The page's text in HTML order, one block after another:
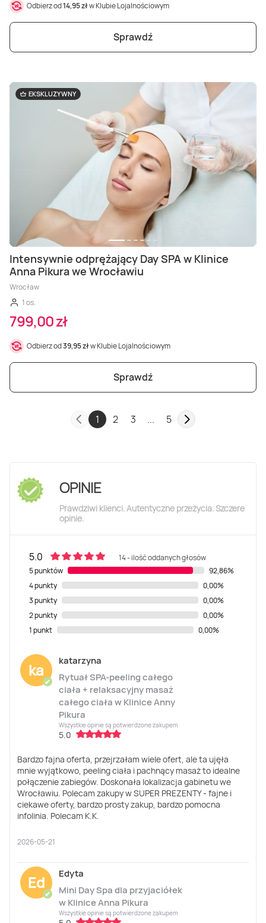
Odbierz od14,95 złw Klubie Lojalnościowym
Sprawdź
EKSKLUZYWNY
Intensywnie odprężający Day SPA w Klinice
Anna Pikura we Wrocławiu
Wrocław
1 os.
799,00 zł
Odbierz od39,95 złw Klubie Lojalnościowym
Sprawdź
1 2 3 ... 5
OPINIE
Prawdziwi klienci. Autentyczne przeżycia. Szczere
opinie.
5.0
14 - ilość oddanych głosów
5 punktów
92,86%
4 punkty
0,00%
3 punkty
0,00%
2 punkty
0,00%
1 punkt
0,00%
ka
✔
katarzyna
Rytuał SPA-peeling całego
ciała + relaksacyjny masaż
całego ciała w Klinice Anny
Pikura
Wszystkie opinie są potwierdzone zakupem
5.0
Bardzo fajna oferta, przejrzałam wiele ofert, ale ta ujęła
mnie wyjątkowo, peeling ciała i pachnący masaż to idealne
połączenie zabiegów. Doskonała lokalizacja gabinetu we
Wrocławiu. Polecam zakupy w SUPER PREZENTY - fajne i
ciekawe oferty, bardzo prosty zakup, bardzo pomocna
infolinia. Polecam K.K.
2026-05-21
Ed
✔
Edyta
Mini Day Spa dla przyjaciółek
w Klinice Anna Pikura
Wszystkie opinie są potwierdzone zakupem